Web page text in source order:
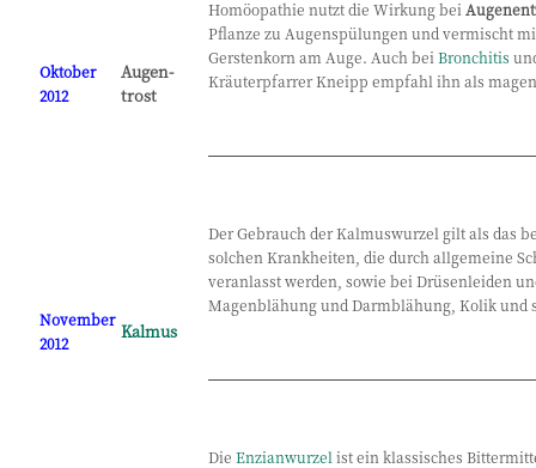
Oktober
2012
Augen-
trost
Homöopathie nutzt die Wirkung bei
Pflanze zu Augenspülungen und vermischt
Gerstenkorn am Auge. Auch bei Bronchitis
Kräuterpfarrer Kneipp empfahl ihn als
November
2012
Kalmus
Der Gebrauch der Kalmuswurzel gilt als das
solchen Krankheiten, die durch allgemeine
veranlasst werden, sowie bei Drüsenleiden
Magenblähung und Darmblähung, Kolik und
Die Enzianwurzel ist ein klassisches